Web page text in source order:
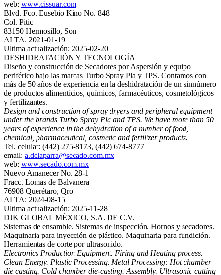
web: www.cissuar.com
Blvd. Fco. Eusebio Kino No. 848
Col. Pitic
83150 Hermosillo, Son
ALTA: 2021-01-19
Ultima actualización: 2025-02-20
DESHIDRATACIÓN Y TECNOLOGÍA
Diseño y construcción de Secadores por Aspersión y equipo
periférico bajo las marcas Turbo Spray Pla y TPS. Contamos con
más de 50 años de experiencia en la deshidratación de un sinnúmero
de productos alimenticios, químicos, farmacéuticos, cosmetológicos
y fertilizantes.
Design and construction of spray dryers and peripheral equipment
under the brands Turbo Spray Pla and TPS. We have more than 50
years of experience in the dehydration of a number of food,
chemical, pharmaceutical, cosmetic and fertilizer products.
Tel. celular: (442) 275-8173, (442) 674-8777
email: a.delaparra@secado.com.mx
web: www.secado.com.mx
Nuevo Amanecer No. 28-1
Fracc. Lomas de Balvanera
76908 Querétaro, Qro
ALTA: 2024-08-15
Ultima actualización: 2025-11-28
DJK GLOBAL MÉXICO, S.A. DE C.V.
Sistemas de ensamble. Sistemas de inspección. Hornos y secadores.
Maquinaria para inyección de plástico. Maquinaria para fundición.
Herramientas de corte por ultrasonido.
Electronics Production Equipment. Firing and Heating process.
Clean Energy. Plastic Processing. Metal Processing: Hot chamber
die casting. Cold chamber die-casting. Assembly. Ultrasonic cutting